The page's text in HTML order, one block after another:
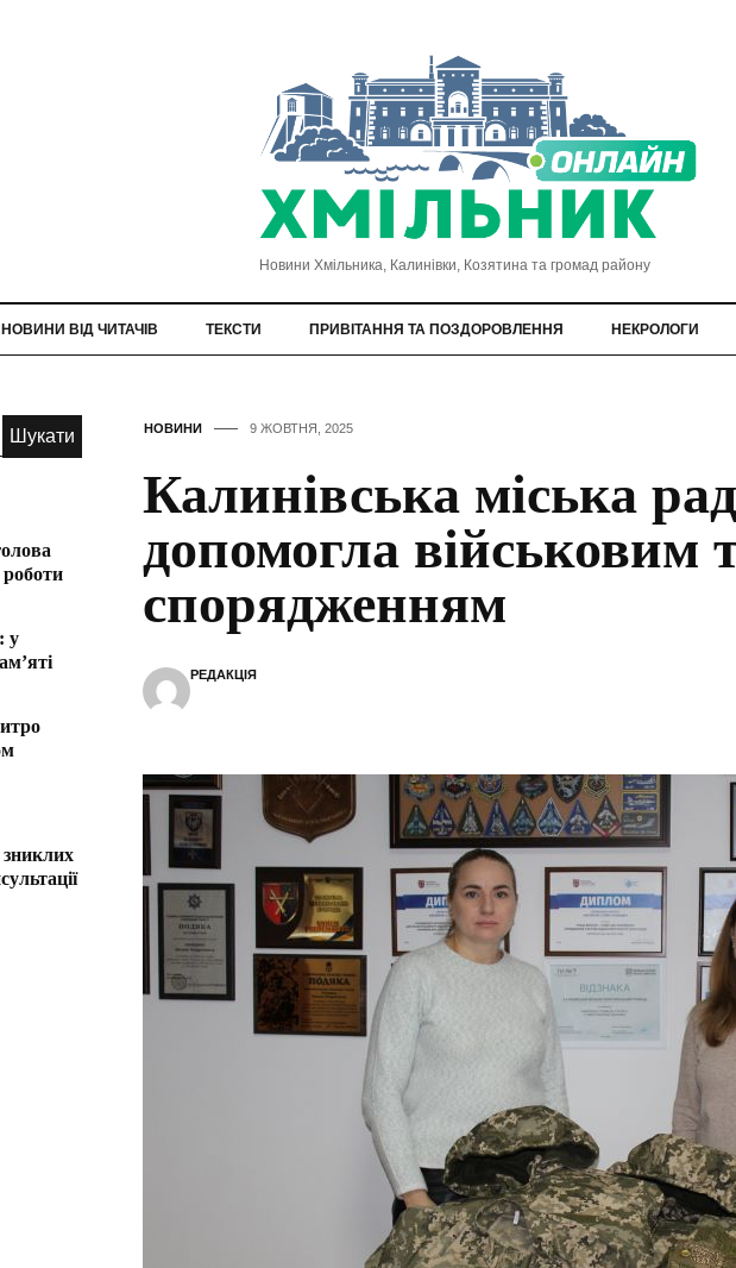
Новини Хмільника, Калинівки, Козятина та громад району
НОВИНИ ВІД ЧИТАЧІВ ТЕКСТИ ПРИВІТАННЯ ТА ПОЗДОРОВЛЕННЯ НЕКРОЛОГИ
НОВИНИ 9 ЖОВТНЯ, 2025
Калинівська міська
допомогла військовим
спорядженням
РЕДАКЦІЯ
у
зниклих